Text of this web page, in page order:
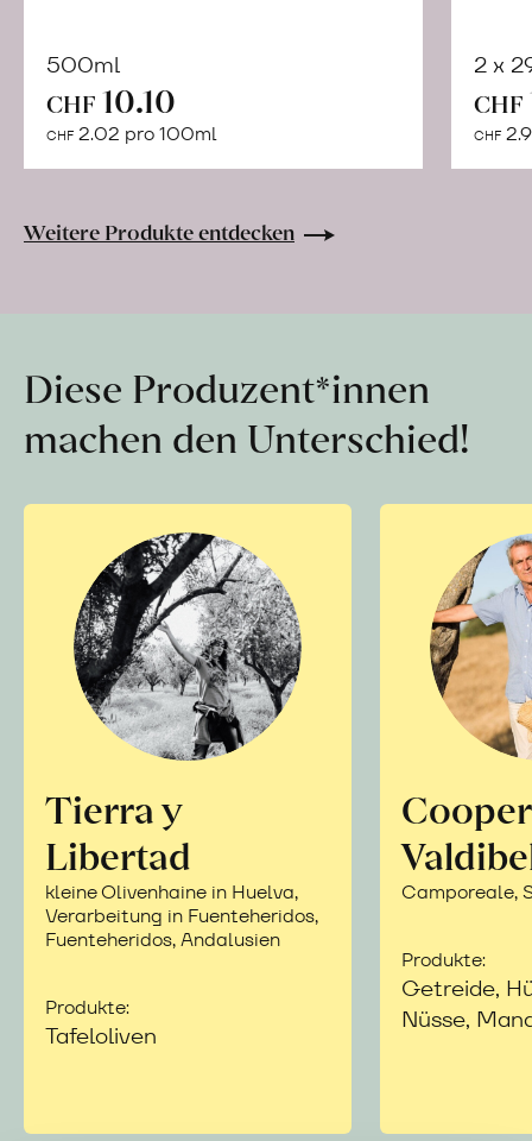
500ml
CHF 10.10
CHF 2.02 pro 100ml
Warenkorb
2 x
CHF
CHF
Weitere Produkte entdecken
Diese Produzent*innen
machen den Unterschied!
Tierra y
Libertad
kleine Olivenhaine in Huelva,
Verarbeitung in Fuenteheridos,
Fuenteheridos, Andalusien
Produkte:
Tafeloliven
Camporeale,
Produkte:
Getreide,
Nüsse,